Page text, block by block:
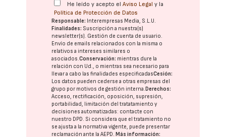
He leído y acepto elAviso Legal y la
Política de Protección de Datos
Responsable: Interempresas Media, S.L.U.
Finalidades: Suscripción a nuestra(s)
newsletter(s). Gestión de cuenta de usuario.
Envío de emails relacionados con la misma o
relativos a intereses similares o
asociados.Conservación: mientras dure la
relación con Ud., o mientras sea necesario para
llevar a cabo las finalidades especificadasCesión:
Los datos pueden cederse a otras empresas del
grupo por motivos de gestión interna. Derechos:
Acceso, rectificación, oposición, supresión,
portabilidad, limitación del tratatamiento y
decisiones automatizadas: contacte con
nuestro DPD. Si considera que el tratamiento no
se ajusta a la normativa vigente, puede presentar
reclamación ante laAEPD. Más información: